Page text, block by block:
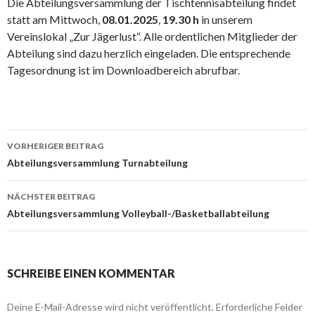
statt am Mittwoch, 08.01.2025, 19.30 h in unserem
Vereinslokal „Zur Jägerlust“. Alle ordentlichen Mitglieder der
Abteilung sind dazu herzlich eingeladen. Die entsprechende
Tagesordnung ist im Downloadbereich abrufbar.
Beitrags-
Navigation
VORHERIGER BEITRAG
Abteilungsversammlung Turnabteilung
NÄCHSTER BEITRAG
Abteilungsversammlung Volleyball-/Basketballabteilung
SCHREIBE EINEN KOMMENTAR
Deine E-Mail-Adresse wird nicht veröffentlicht. Erforderliche Felder